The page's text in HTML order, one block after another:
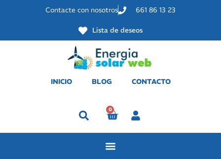
Contacte con nosotros 661 86 13 23
Lista de deseos
INICIO BLOG CONTACTO
0